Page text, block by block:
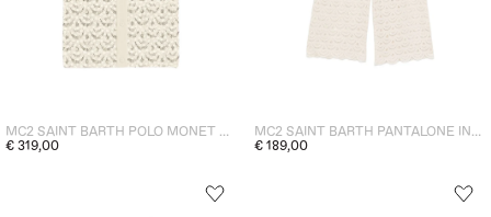
MC2 SAINT BARTH POLO MONET CROCHET DONNA BIANCO
€ 319,00
MC2 SAINT BARTH PANTALONE INEZ DONNA CREMA
€ 189,00